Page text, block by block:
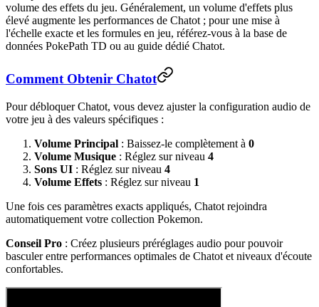
volume des effets du jeu. Généralement, un volume d'effets plus
élevé augmente les performances de Chatot ; pour une mise à
l'échelle exacte et les formules en jeu, référez-vous à la base de
données PokePath TD ou au guide dédié Chatot.
Comment Obtenir Chatot
Pour débloquer Chatot, vous devez ajuster la configuration audio de
votre jeu à des valeurs spécifiques :
Volume Principal : Baissez-le complètement à 0
Volume Musique : Réglez sur niveau 4
Sons UI : Réglez sur niveau 4
Volume Effets : Réglez sur niveau 1
Une fois ces paramètres exacts appliqués, Chatot rejoindra
automatiquement votre collection Pokemon.
Conseil Pro : Créez plusieurs préréglages audio pour pouvoir
basculer entre performances optimales de Chatot et niveaux d'écoute
confortables.